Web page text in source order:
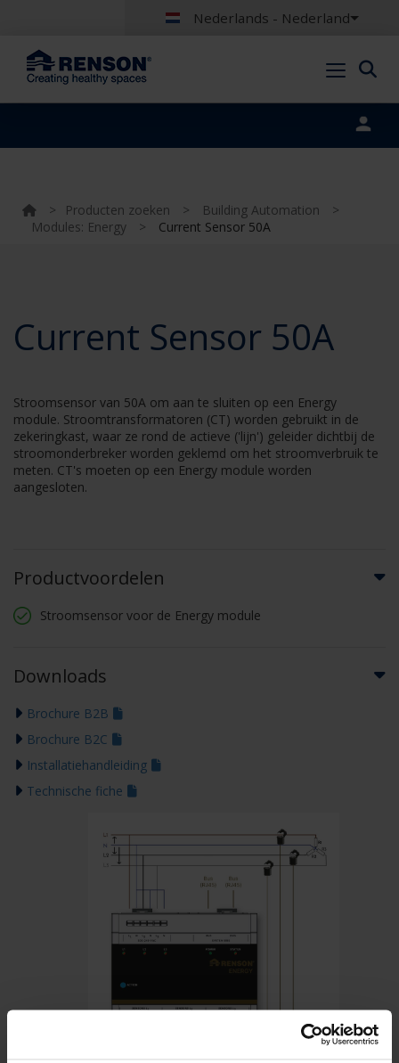
Nederlands - Nederland
> Producten zoeken > Building Automation
>
Modules: Energy
> Current Sensor 50A
Current Sensor 50A
Stroomsensor van 50A om aan te sluiten op een Energy
module. Stroomtransformatoren (CT) worden gebruikt in de
zekeringkast, waar ze rond de actieve ('lijn') geleider dichtbij de
stroomonderbreker worden geklemd om het stroomverbruik te
meten. CT's moeten op een Energy module worden
aangesloten.
Productvoordelen
Stroomsensor voor de Energy module
Downloads
Brochure B2B
Brochure B2C
Installatiehandleiding
Technische fiche